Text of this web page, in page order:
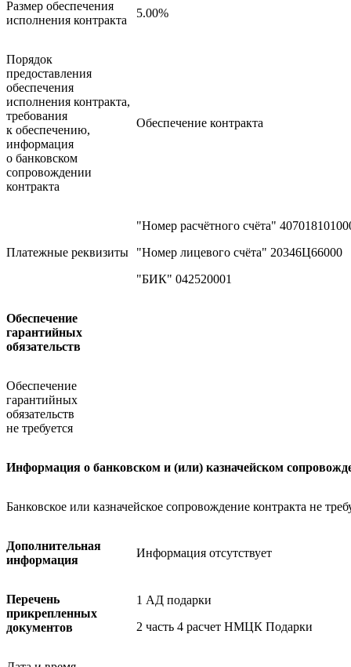
Размер обеспечения
исполнения контракта
5.00%
Порядок
предоставления
обеспечения
исполнения контракта,
требования
к обеспечению,
информация
о банковском
сопровождении
контракта
Обеспечение контракта
Платежные реквизиты
"Номер расчётного счёта"
"Номер лицевого счёта" 20346Ц66000
"БИК" 042520001
Обеспечение
гарантийных
обязательств
Обеспечение
гарантийных
обязательств
не требуется
Информация о банковском и (или) казначейском
Банковское или казначейское сопровождение контракта не
Дополнительная
информация
Информация отсутствует
Перечень
прикрепленных
документов
1 АД подарки
2 часть 4 расчет НМЦК Подарки